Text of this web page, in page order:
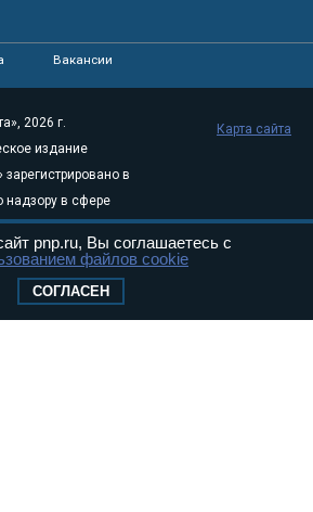
Вакансии
2026 г.
издание
зарегистрировано в
в сфере
и
(Роскомнадзор) 05
Эл № ФС77-
Карта сайта
pnp.ru, Вы соглашаетесь с
файлов cookie
СОГЛАСЕН